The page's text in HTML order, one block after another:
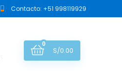
Contacto: +51 998119929
0
S/0.00